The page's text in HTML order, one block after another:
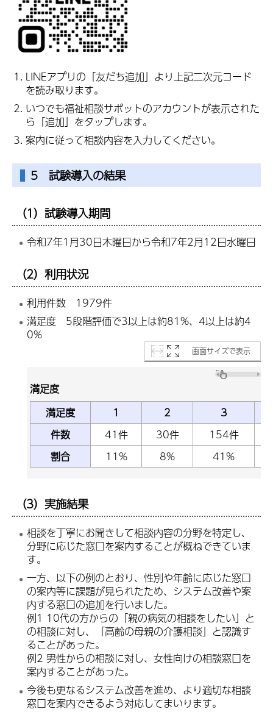
LINEアプリの「友だち追加」より上記二次元コード
を読み取ります。
いつでも福祉相談サポットのアカウントが表示された
ら「追加」をタップします。
案内に従って相談内容を入力してください。
5 試験導入の結果
（1）試験導入期間
令和7年1月30日木曜日から令和7年2月12日水曜日
（2）利用状況
利用件数 1979件
満足度 5段階評価で3以上は約81%、4以上は約4
0%
画面サイズで表示
満足度
満足度
1 2
3
件数
41件 30件 154件
割合
11% 8% 41%
（3）実施結果
相談を丁寧にお聞きして相談内容の分野を特定し、
分野に応じた窓口を案内することが概ねできていま
す。
一方、以下の例のとおり、性別や年齢に応じた窓口
の案内等に課題が見られたため、システム改善や案
内する窓口の追加を行いました。
例1 10代の方からの「親の病気の相談をしたい」と
の相談に対し、「高齢の母親の介護相談」と認識す
ることがあった。
例2 男性からの相談に対し、女性向けの相談窓口を
案内することがあった。
今後も更なるシステム改善を進め、より適切な相談
窓口を案内できるよう対応してまいります。